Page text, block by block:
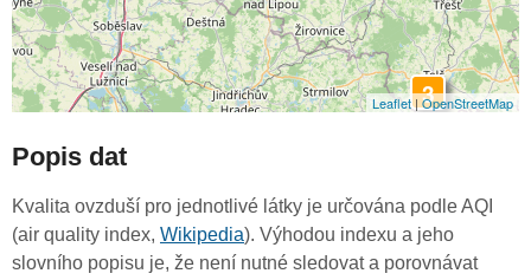
3
Leaflet|OpenStreetMap
Popis dat
Kvalita ovzduší pro jednotlivé látky je určována podle AQI
(air quality index, Wikipedia). Výhodou indexu a jeho
slovního popisu je, že není nutné sledovat a porovnávat